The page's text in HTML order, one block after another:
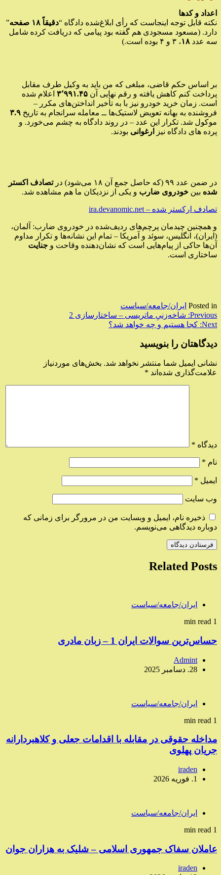
اعداد و کدها
نکته قابل توجه اینجاست که رأی ابلاغ‌شده دادگاه “دقیقاً ۱۸ صفحه
”
دارد. (مسعود مسجودی هم گفته بود پیامی که دریافت کرده شامل
سه عدد ۱۸، ۳ و ۴ بوده است.)
بر اساس حکم قاضی، مبلغی که من باید به وکیل طرف مقابل
پرداخت کنم کاهش یافته و رقم نهایی آن ۳٬۹۹۱.۴۵ اعلام شده
است. زمان خرید خودرو نیز با به تأخیر انداختن‌های مکرر –
فروشنده به بهانه تعویض لاستیک‌ها ــ معامله سرانجام به تاریخ ۳.۹
موکول شد. تکرار این عدد – در روند دادگاه به چشم می‌خورد. و
پرده های دادگاه نیز
ارغوانی بودند.
در ضمن عدد ۹۹ (که حاصل جمع آن ۱۸ می‌شود) در
تصادف اکستر
شده بین خودروی ضارب و یکی از نزدیکان ما هم مشاهده شد.
تصادف ارکستر شده – ira.devanomic.net
و همچنین چیدمان پرچم‌های ردیف‌شده در خودروی ضارب: آلمان،
(ایران)، انگلیس، سوئد و آمریکا – تمام این نشانه‌ها و تکرار مداوم
آن‌ها حاکی از پیام‌هایی است که نشان‌دهنده وقاحت و جنایت
ساختاری است.
Posted in ایران/جامعه/سیاست
راهبری
نوشته
Previous: شاخه‌زنیِ ماتریسی – ساختارسازی 2
Next: کجا هستیم و چه خواهد شد؟
دیدگاهتان را بنویسید
نشانی ایمیل شما منتشر نخواهد شد. بخش‌های موردنیاز
علامت‌گذاری شده‌اند *
دیدگاه *
نام *
ایمیل *
وب‌ سایت
ذخیره نام، ایمیل و وبسایت من در مرورگر برای زمانی که
دوباره دیدگاهی می‌نویسم.
Related Posts
ایران/جامعه/سیاست
1 min read
حساس‌ترین سوالات ایران 1 – زبان مادری
Admint
28. دسامبر 2025
ایران/جامعه/سیاست
1 min read
مداخله حقوقی در مقابله با اقدامات جعلی و کلاهبردارانه
جریان پهلوی
iraden
1. فوریه 2026
ایران/جامعه/سیاست
1 min read
عاملان سفاک جمهوری اسلامی – شلیک به هزاران جوان
iraden